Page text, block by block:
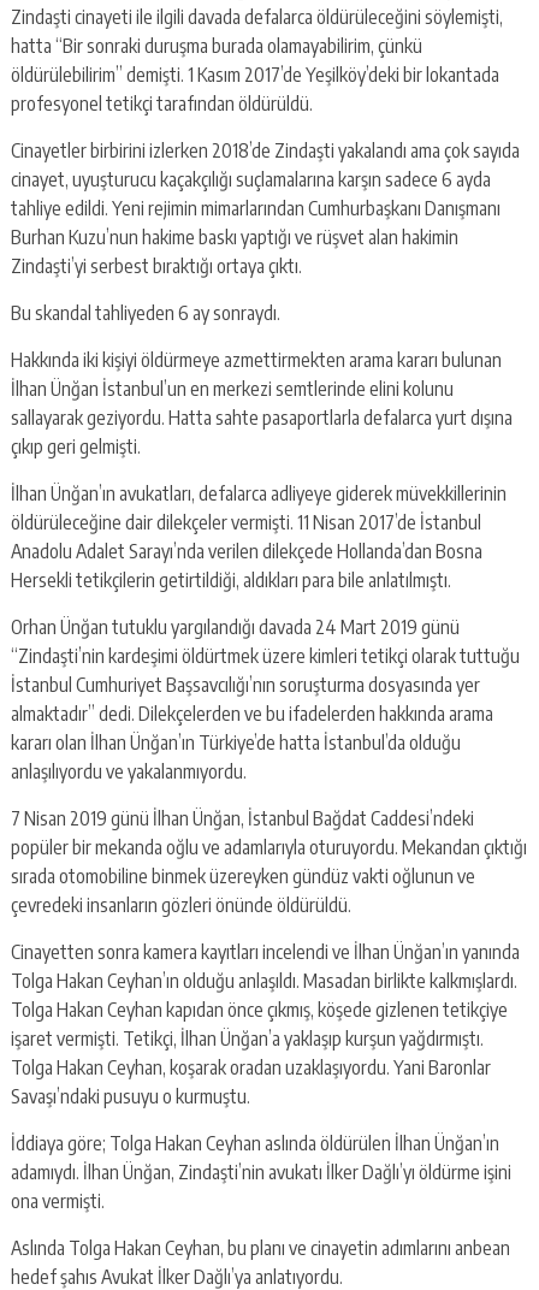
Zindaşti cinayeti ile ilgili davada defalarca öldürüleceğini söylemişti,
hatta “Bir sonraki duruşma burada olamayabilirim, çünkü
öldürülebilirim” demişti. 1 Kasım 2017’de Yeşilköy’deki bir lokantada
profesyonel tetikçi tarafından öldürüldü.
Cinayetler birbirini izlerken 2018’de Zindaşti yakalandı ama çok sayıda
cinayet, uyuşturucu kaçakçılığı suçlamalarına karşın sadece 6 ayda
tahliye edildi. Yeni rejimin mimarlarından Cumhurbaşkanı Danışmanı
Burhan Kuzu’nun hakime baskı yaptığı ve rüşvet alan hakimin
Zindaşti’yi serbest bıraktığı ortaya çıktı.
Bu skandal tahliyeden 6 ay sonraydı.
Hakkında iki kişiyi öldürmeye azmettirmekten arama kararı bulunan
İlhan Ünğan İstanbul’un en merkezi semtlerinde elini kolunu
sallayarak geziyordu. Hatta sahte pasaportlarla defalarca yurt dışına
çıkıp geri gelmişti.
İlhan Ünğan’ın avukatları, defalarca adliyeye giderek müvekkillerinin
öldürüleceğine dair dilekçeler vermişti. 11 Nisan 2017’de İstanbul
Anadolu Adalet Sarayı’nda verilen dilekçede Hollanda’dan Bosna
Hersekli tetikçilerin getirtildiği, aldıkları para bile anlatılmıştı.
Orhan Ünğan tutuklu yargılandığı davada 24 Mart 2019 günü
“Zindaşti’nin kardeşimi öldürtmek üzere kimleri tetikçi olarak tuttuğu
İstanbul Cumhuriyet Başsavcılığı’nın soruşturma dosyasında yer
almaktadır” dedi. Dilekçelerden ve bu ifadelerden hakkında arama
kararı olan İlhan Ünğan’ın Türkiye’de hatta İstanbul’da olduğu
anlaşılıyordu ve yakalanmıyordu.
7 Nisan 2019 günü İlhan Ünğan, İstanbul Bağdat Caddesi’ndeki
popüler bir mekanda oğlu ve adamlarıyla oturuyordu. Mekandan çıktığı
sırada otomobiline binmek üzereyken gündüz vakti oğlunun ve
çevredeki insanların gözleri önünde öldürüldü.
Cinayetten sonra kamera kayıtları incelendi ve İlhan Ünğan’ın yanında
Tolga Hakan Ceyhan’ın olduğu anlaşıldı. Masadan birlikte kalkmışlardı.
Tolga Hakan Ceyhan kapıdan önce çıkmış, köşede gizlenen tetikçiye
işaret vermişti. Tetikçi, İlhan Ünğan’a yaklaşıp kurşun yağdırmıştı.
Tolga Hakan Ceyhan, koşarak oradan uzaklaşıyordu. Yani Baronlar
Savaşı’ndaki pusuyu o kurmuştu.
İddiaya göre; Tolga Hakan Ceyhan aslında öldürülen İlhan Ünğan’ın
adamıydı. İlhan Ünğan, Zindaşti’nin avukatı İlker Dağlı’yı öldürme işini
ona vermişti.
Aslında Tolga Hakan Ceyhan, bu planı ve cinayetin adımlarını anbean
hedef şahıs Avukat İlker Dağlı’ya anlatıyordu.